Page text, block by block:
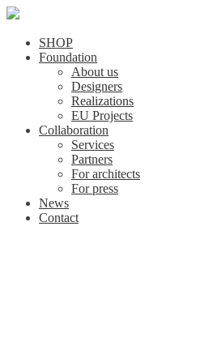
SHOP
Foundation
About us
Designers
Realizations
EU Projects
Collaboration
Services
Partners
For architects
For press
News
Contact